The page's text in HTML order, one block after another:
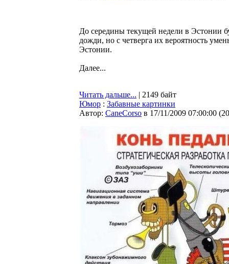
До середины текущей недели в Эстонии
дожди, но с четверга их вероятность
Эстонии.
Далее...
Читать дальше... | 2149 байт
Юмор : Забавные картинки
Автор: CaneCorso в 17/11/2009 07:00:00 (